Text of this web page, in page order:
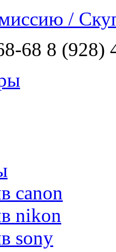
/
68 8 (928)
canon
nikon
sony